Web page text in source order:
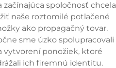
začínajúca spoločnosť chcela
naše roztomilé potlačené
ako propagačný tovar.
sme úzko spolupracovali
vytvorení ponožiek, ktoré
ich firemnú identitu.